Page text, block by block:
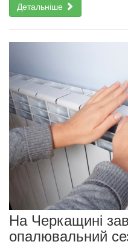
Детальніше
На Черкащині
опалювальний